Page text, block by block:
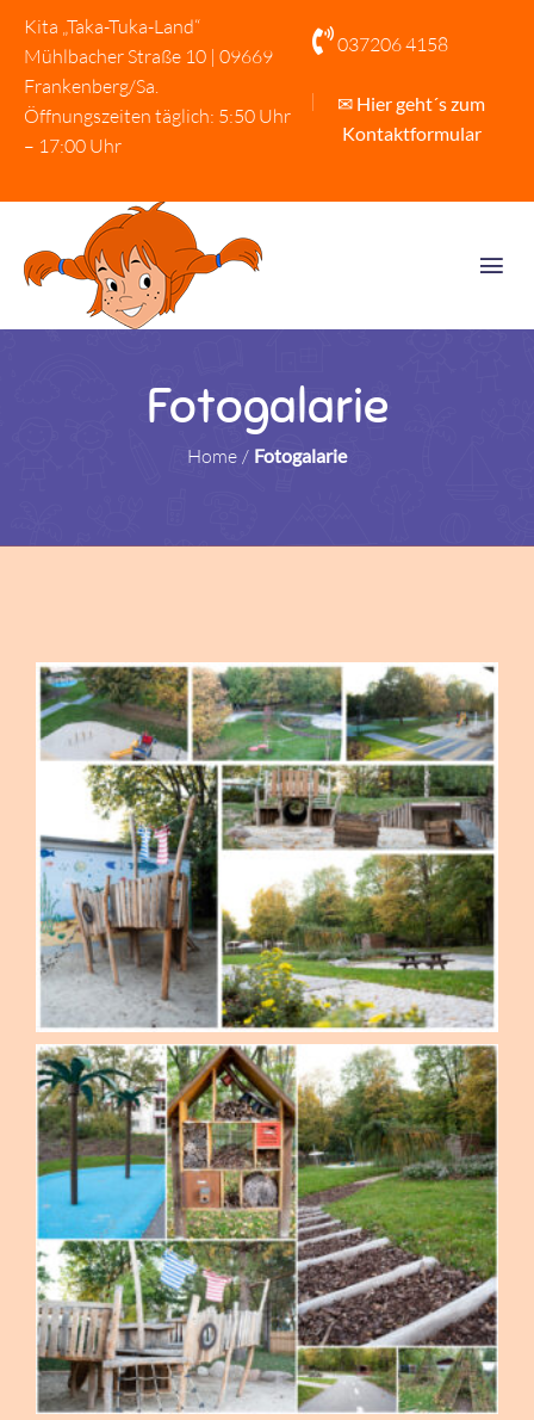
Kita „Taka-Tuka-Land“
Mühlbacher Straße 10 | 09669
Frankenberg/Sa.
Öffnungszeiten täglich: 5:50 Uhr
– 17:00 Uhr
037206 4158
✉ Hier geht´s zum
Kontaktformular
Fotogalarie
Home / Fotogalarie